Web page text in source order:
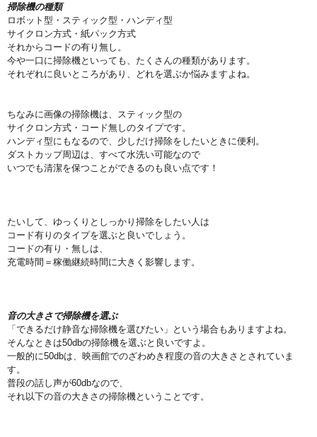
掃除機の種類
ロボット型・スティック型・ハンディ型
サイクロン方式・紙パック方式
それからコードの有り無し。
今や一口に掃除機といっても、たくさんの種類があります。
それぞれに良いところがあり、どれを選ぶか悩みますよね。
ちなみに画像の掃除機は、スティック型の
サイクロン方式・コード無しのタイプです。
ハンディ型にもなるので、少しだけ掃除をしたいときに便利。
ダストカップ周辺は、すべて水洗い可能なので
いつでも清潔を保つことができるのも良い点です！
たいして、ゆっくりとしっかり掃除をしたい人は
コード有りのタイプを選ぶと良いでしょう。
コードの有り・無しは、
充電時間＝稼働継続時間に大きく影響します。
音の大きさで掃除機を選ぶ
「できるだけ静音な掃除機を選びたい」という場合もありますよね。
そんなときは50dbの掃除機を選ぶと良いですよ。
一般的に50dbは、映画館でのざわめき程度の音の大きさとされていま
す。
普段の話し声が60dbなので、
それ以下の音の大きさの掃除機ということです。